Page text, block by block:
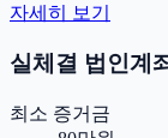
자세히 보기
실체결 법인계
최소 증거금